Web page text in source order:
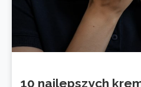
10 najlepszych